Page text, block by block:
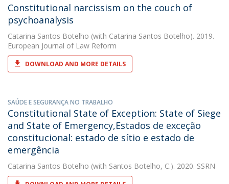
Constitutional narcissism on the couch of
psychoanalysis
Catarina Santos Botelho (with Catarina Santos Botelho). 2019.
European Journal of Law Reform
DOWNLOAD AND MORE DETAILS
SAÚDE E SEGURANÇA NO TRABALHO
Constitutional State of Exception: State of Siege
and State of Emergency,Estados de exceção
constitucional: estado de sítio e estado de
emergência
Catarina Santos Botelho (with Santos Botelho, C.). 2020. SSRN